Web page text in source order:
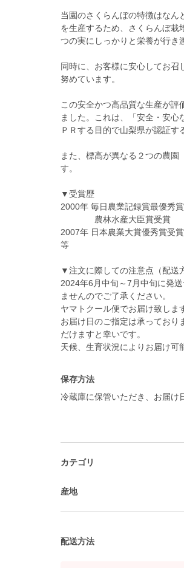
当園のさくらんぼの特徴はなん
を生産するため、さくらんぼ栽
つの実にしっかりと栄養が行き
同時に、お客様に安心してお召
努めています。
この安全かつ高品質な生産が評
ました。これは、「安全・安
ＰＲする目的で山梨県が認証す
また、標高が異なる２つの農
す。
▼受賞歴
2000年 毎日農業記録賞最優秀
農林水産大臣賞受賞
2007年 日本農業大賞優秀賞受賞
等
▼注文に際しての注意点（配送
2024年6月中旬～7月中旬に発
ませんのでご了承ください。
ヤマトクール便でお届け致しま
お届け日のご指定は承っており
だけますと幸いです。
天候、生育状況によりお届け可
保存方法
冷蔵庫に保管いただき、お届け
カテゴリ
産地
配送方法